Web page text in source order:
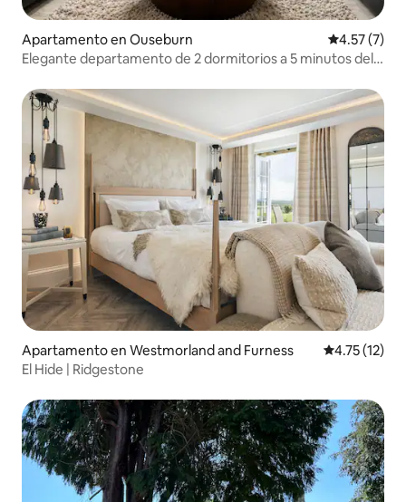
Apartamento en Ouseburn Calificación
4.57 (7)
Elegante departamento de 2 dormitorios a 5 minutos del
Apartamento en Westmorland and Furness Calificación
4.75 (12)
El Hide | Ridgestone